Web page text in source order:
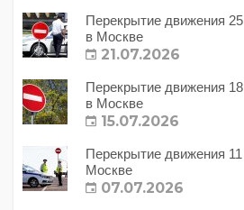
Перекрытие движения
в Москве
21.07.2026
Перекрытие движения
в Москве
15.07.2026
Перекрытие движения
Москве
07.07.2026